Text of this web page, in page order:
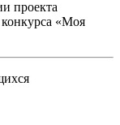
проекта
«Моя